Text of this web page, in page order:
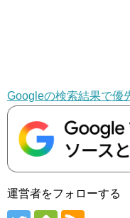
Googleの検索結果で優
運営者をフォローする